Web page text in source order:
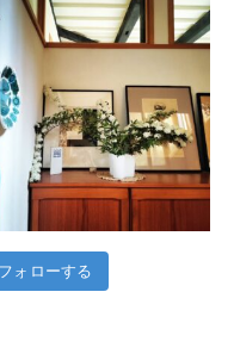
フォローする